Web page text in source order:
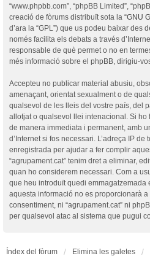
“www.phpbb.com”, “phpBB Limited”,
creació de fòrums distribuït sota la “GNU
d’ara la “GPL”) que us podeu baixar des
només facilita els debats a través
responsable de què permet o no en
més informació sobre el phpBB, dirigiu-
Accepteu no publicar material abusiu,
amenaçant, orientat sexualment o de
qualsevol de les lleis del vostre país, del
allotjat o qualsevol llei intenacional. Si ho
de manera immediata i permanent, amb
d’Internet si fos necessari. L’adreça IP
enregistrada per ajudar a fer complir
“agrupament.cat” tenim dret a eliminar,
quan ho considerem necessari. Com a
que heu introduït quedi emmagatzemada
aquesta informació no es proporcionarà a
consentiment, ni “agrupament.cat” ni
per qualsevol atac al sistema que pugui
Índex del fòrum Elimina les galetes